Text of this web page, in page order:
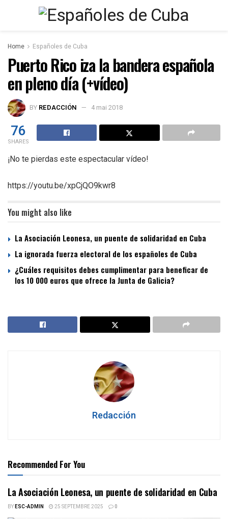
Home Españoles de Cuba
Puerto Rico iza la bandera española
en pleno día (+vídeo)
BY REDACCIÓN 4 mai 2018
76
SHARES
¡No te pierdas este espectacular vídeo!
https://youtu.be/xpCjQO9kwr8
You might also like
La Asociación Leonesa, un puente de solidaridad en Cuba
La ignorada fuerza electoral de los españoles de Cuba
¿Cuáles requisitos debes cumplimentar para beneficar de
los 10 000 euros que ofrece la Junta de Galicia?
Redacción
Recommended For You
La Asociación Leonesa, un puente de solidaridad en Cuba
BYESC-ADMIN 25 SEPTEMBRE 2025 0